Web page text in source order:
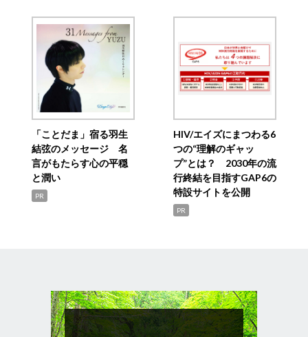
「ことだま」宿る羽生
結弦のメッセージ 名
言がもたらす心の平穏
と潤い
PR
HIV/エイズにまつわる6
つの“理解のギャッ
プ”とは？ 2030年の流
行終結を目指すGAP6の
特設サイトを公開
PR